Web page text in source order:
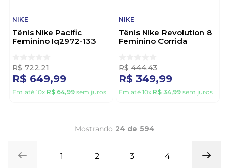
NIKE
Tênis Nike Pacific
Feminino Iq2972-133
R$ 722,21
R$ 649,99
Em até 10x R$ 64,99 sem juros
NIKE
Tênis Nike Revolution 8
Feminino Corrida
R$ 444,43
R$ 349,99
Em até 10x R$ 34,99 sem juros
Mostrando 24 de 594
1 2 3 4